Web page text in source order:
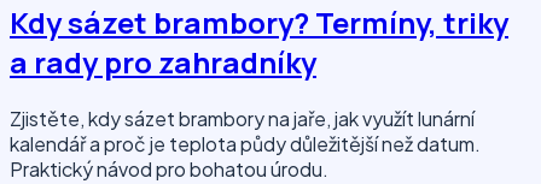
Kdy sázet brambory? Termíny, triky
a rady pro zahradníky
Zjistěte, kdy sázet brambory na jaře, jak využít lunární
kalendář a proč je teplota půdy důležitější než datum.
Praktický návod pro bohatou úrodu.